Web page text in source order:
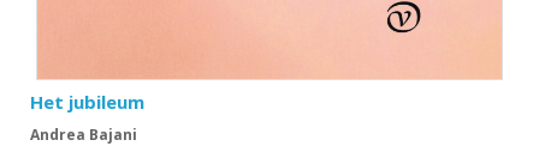
Het jubileum
Andrea Bajani